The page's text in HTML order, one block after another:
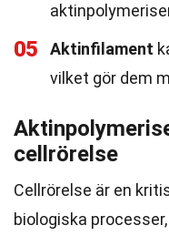
05 Aktinfilament
vilket gör dem
cellrörelse
Cellrörelse är en
biologiska